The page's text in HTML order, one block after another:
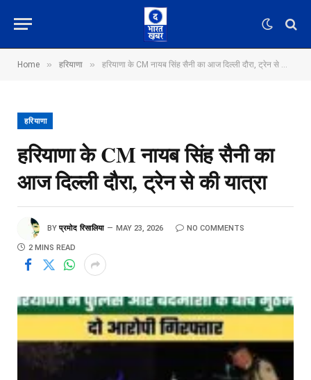
Home » हरियाणा » हरियाणा के CM नायब सिंह सैनी का आज दिल्ली दौरा, ट्रेन से की यात्रा
हरियाणा
हरियाणा के CM नायब सिंह सैनी का
आज दिल्ली दौरा, ट्रेन से की यात्रा
BY प्रमोद रिसालिया MAY 23, 2026 NO COMMENTS
2 MINS READ